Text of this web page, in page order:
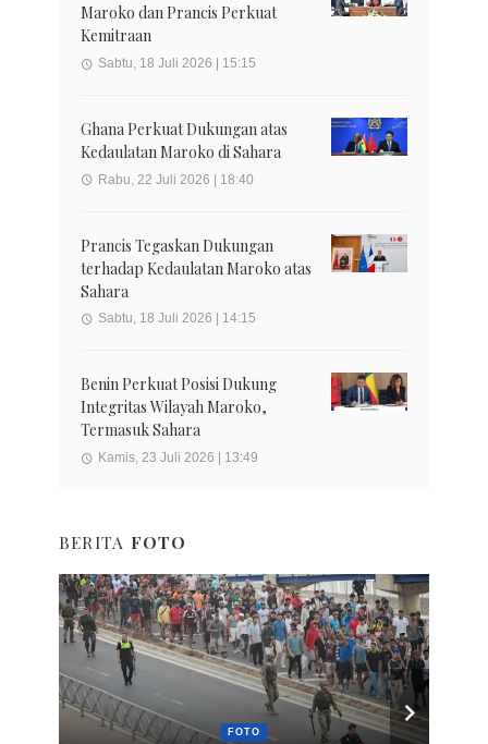
Maroko dan Prancis Perkuat
Kemitraan
Sabtu, 18 Juli 2026 | 15:15
Ghana Perkuat Dukungan atas
Kedaulatan Maroko di Sahara
Rabu, 22 Juli 2026 | 18:40
Prancis Tegaskan Dukungan
terhadap Kedaulatan Maroko atas
Sahara
Sabtu, 18 Juli 2026 | 14:15
Benin Perkuat Posisi Dukung
Integritas Wilayah Maroko,
Termasuk Sahara
Kamis, 23 Juli 2026 | 13:49
BERITA FOTO
FOTO